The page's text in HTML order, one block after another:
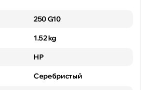
250 G10
1.52 kg
HP
Серебристый